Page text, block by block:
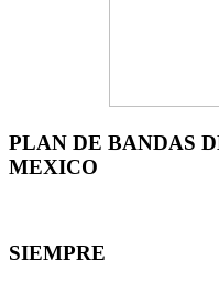
PLAN DE BANDAS
MEXICO
SIEMPRE